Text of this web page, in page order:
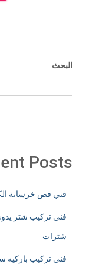
البحث
Posts
فني قص خرسانة الكويت 65932555 مقاول
شترات